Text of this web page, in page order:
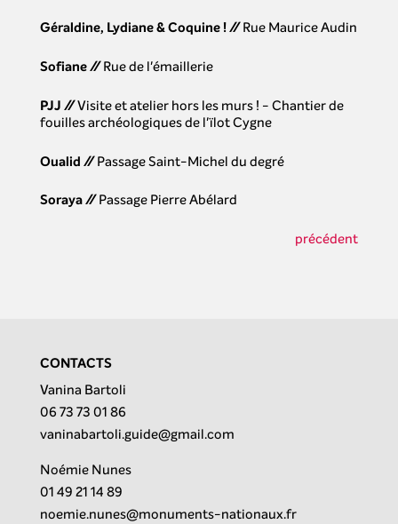
Géraldine, Lydiane & Coquine !//Rue Maurice Audin
Sofiane//Rue de l'émaillerie
PJJ //Visite et atelier hors les murs ! - Chantier de
fouilles archéologiques de l'ïlot Cygne
Oualid //Passage Saint-Michel du degré
Soraya//Passage Pierre Abélard
précédent
CONTACTS
Vanina Bartoli
06 73 73 01 86
vaninabartoli.guide@gmail.com
Noémie Nunes
01 49 21 14 89
noemie.nunes@monuments-nationaux.fr